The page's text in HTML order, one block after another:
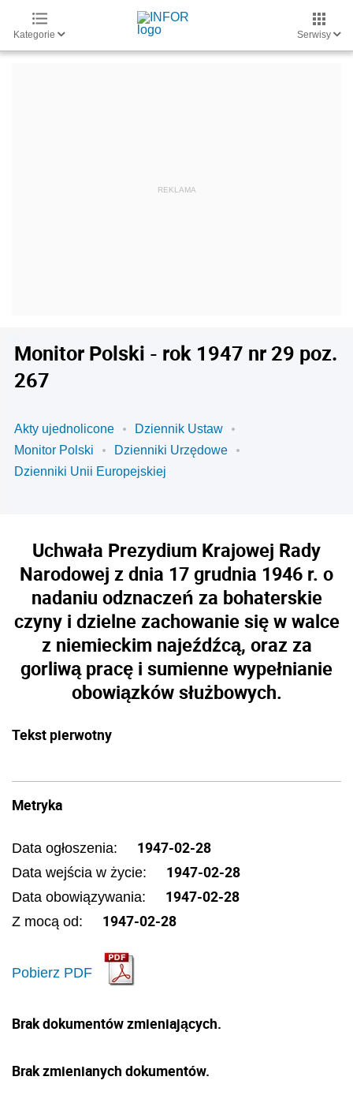
Kategorie Serwisy
Monitor Polski - rok 1947 nr 29 poz.
267
Akty ujednolicone
Dziennik Ustaw
Monitor Polski
Dzienniki Urzędowe
Dzienniki Unii Europejskiej
Uchwała Prezydium Krajowej Rady
Narodowej z dnia 17 grudnia 1946 r. o
nadaniu odznaczeń za bohaterskie
czyny i dzielne zachowanie się w walce
z niemieckim najeźdźcą, oraz za
gorliwą pracę i sumienne wypełnianie
obowiązków służbowych.
Tekst pierwotny
Metryka
Data ogłoszenia: 1947-02-28
Data wejścia w życie: 1947-02-28
Data obowiązywania: 1947-02-28
Z mocą od: 1947-02-28
Pobierz PDF
Brak dokumentów zmieniających.
Brak zmienianych dokumentów.